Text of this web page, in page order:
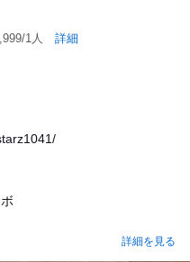
1人 詳細
詳細を見る